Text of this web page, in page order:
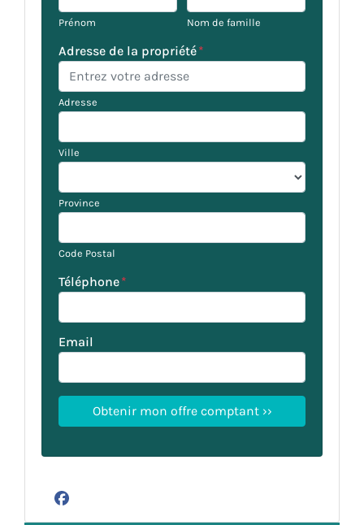
Prénom Nom de famille
Adresse de la propriété*
Adresse
Ville
Province
Code Postal
Téléphone*
Email
Facebook